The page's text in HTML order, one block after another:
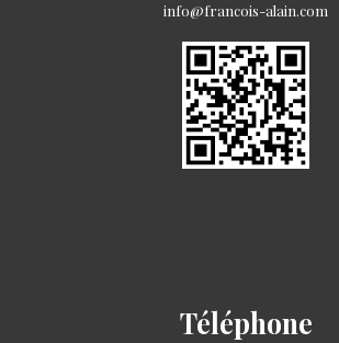
info@francois-alain.com
Téléphone